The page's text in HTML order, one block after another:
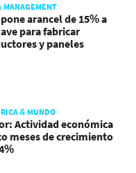
MANAGEMENT
arancel de 15% a
para fabricar
y paneles
& MUNDO
Actividad económica
meses de crecimiento